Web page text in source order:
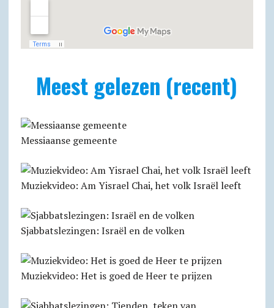
Meest gelezen (recent)
Messiaanse gemeente
Muziekvideo: Am Yisrael Chai, het volk Israël leeft
Sjabbatslezingen: Israël en de volken
Muziekvideo: Het is goed de Heer te prijzen